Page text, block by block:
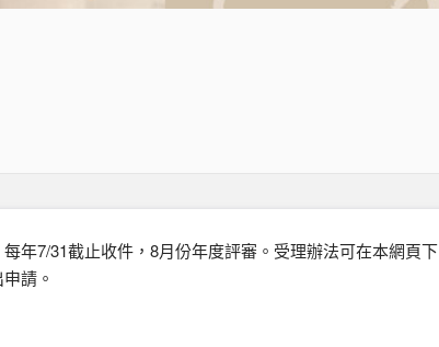
年7/31截止收件，8月份年度評審。受理辦法可在本網頁下
請。